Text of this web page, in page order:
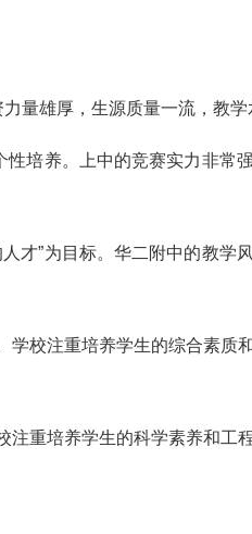
量雄厚，生源质量一流，教学
性培养。上中的竞赛实力非常
才”为目标。华二附中的教学
学校注重培养学生的综合素质
注重培养学生的科学素养和工